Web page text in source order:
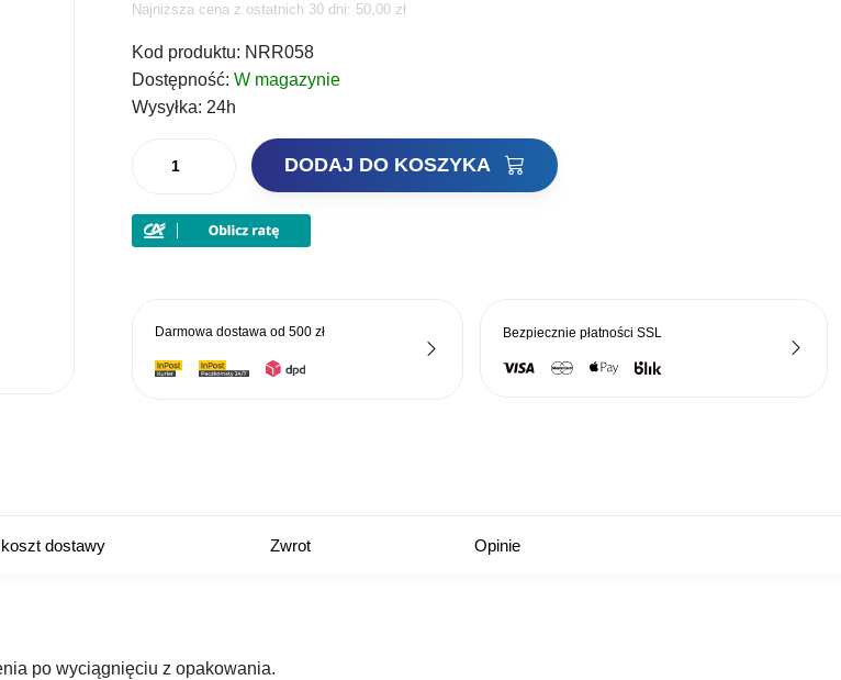
cena
wynosiła:
cena
Najniższa cena z ostatnich 30 dni: 50,00 zł
Kod produktu: NRR058
Dostępność:W magazynie
Wysyłka:24h
Przynęta
Shad
23cm
DODAJ DO KOSZYKA
Darmowa dostawa od500 zł Bezpiecznie płatnościSSL
dostawy Zwrot Opinie
po wyciągnięciu z opakowania.